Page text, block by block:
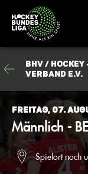
BHV /
Verband e.V.
Freitag, 07.
Männlich -
Spielort noch